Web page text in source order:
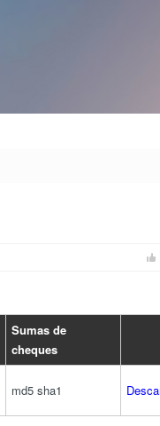
Sumas de
cheques
md5 sha1